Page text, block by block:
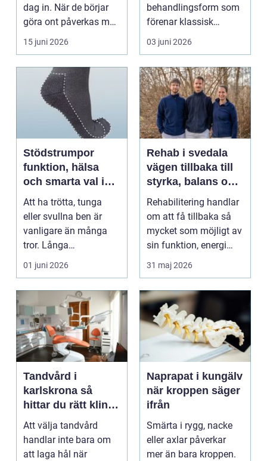
dag in. När de börjar
göra ont påverkas mer
15 juni 2026
behandlingsform som
förenar klassisk
massage med
energibas...
03 juni 2026
Stödstrumpor
funktion, hälsa
och smarta val i
vardagen
Att ha trötta, tunga
eller svullna ben är
vanligare än många
tror. Långa
arbetsdagar på hårda
golv, ...
01 juni 2026
Rehab i svedala
vägen tillbaka till
styrka, balans och
vardag
Rehabilitering handlar
om att få tillbaka så
mycket som möjligt av
sin funktion, energi
och trygghet...
31 maj 2026
Tandvård i
karlskrona så
hittar du rätt klinik
för långsiktig
munhälsa
Att välja tandvård
handlar inte bara om
att laga hål när
Naprapat i kungälv
när kroppen säger
ifrån
Smärta i rygg, nacke
eller axlar påverkar
mer än bara kroppen.